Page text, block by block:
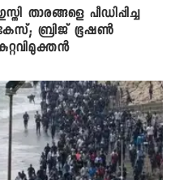
താരങ്ങളെ പീഡിപ്പിച്ച
ബ്രിജ് ഭൂഷൺ